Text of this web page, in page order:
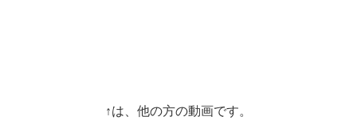
↑は、他の方の動画です。